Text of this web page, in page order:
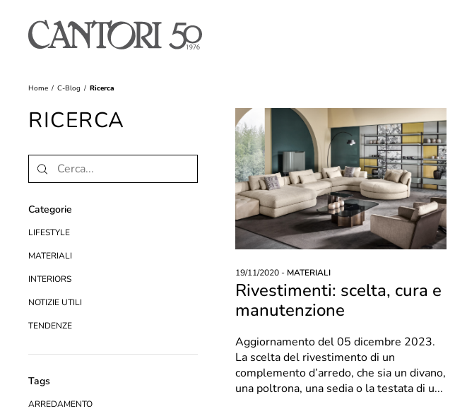
Home C-Blog Ricerca
RICERCA
Categorie
LIFESTYLE
MATERIALI
INTERIORS
NOTIZIE UTILI
TENDENZE
Tags
ARREDAMENTO
19/11/2020 - MATERIALI
Rivestimenti: scelta, cura e
manutenzione
Aggiornamento del 05 dicembre 2023.
La scelta del rivestimento di un
complemento d’arredo, che sia un divano,
una poltrona, una sedia o la testata di u...